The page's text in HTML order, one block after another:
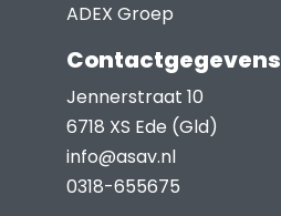
ADEX Groep
Contactgegevens
Jennerstraat 10
6718 XS Ede (Gld)
info@asav.nl
0318-655675